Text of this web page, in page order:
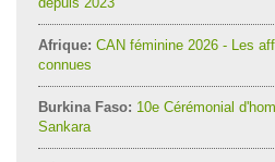
Afrique: CAN féminine 2026 - Les
connues
Burkina Faso: 10e Cérémonial
Sankara